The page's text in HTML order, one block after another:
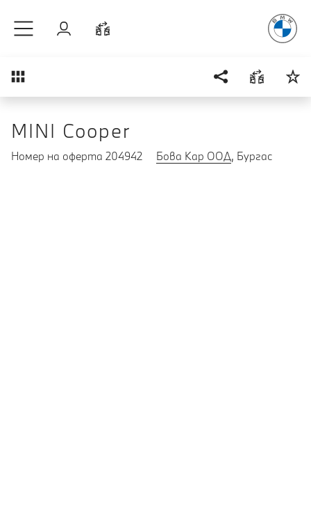
Вход
Преглед
MINI Cooper
Номер на оферта 204942 Бова Кар ООД, Бургас